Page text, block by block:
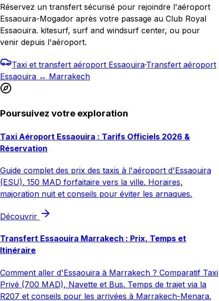
Réservez un transfert sécurisé pour rejoindre l'aéroport
Essaouira-Mogador après votre passage au Club Royal
Essaouira. kitesurf, surf and windsurf center, ou pour
venir depuis l'aéroport.
Taxi et transfert aéroport Essaouira·Transfert aéroport
Essaouira ↔ Marrakech
Poursuivez votre exploration
Taxi Aéroport Essaouira : Tarifs Officiels 2026 &
Réservation
Guide complet des prix des taxis à l'aéroport d'Essaouira
(ESU). 150 MAD forfaitaire vers la ville. Horaires,
majoration nuit et conseils pour éviter les arnaques.
Découvrir
Transfert Essaouira Marrakech : Prix, Temps et
Itinéraire
Comment aller d'Essaouira à Marrakech ? Comparatif Taxi
Privé (700 MAD), Navette et Bus. Temps de trajet via la
R207 et conseils pour les arrivées à Marrakech-Menara.